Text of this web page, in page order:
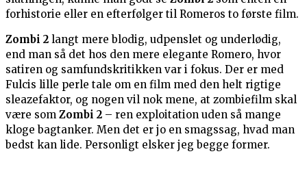
forhistorie eller en efterfølger til Romeros to første film.
Zombi 2 langt mere blodig, udpenslet og underlødig,
end man så det hos den mere elegante Romero, hvor
satiren og samfundskritikken var i fokus. Der er med
Fulcis lille perle tale om en film med den helt rigtige
sleazefaktor, og nogen vil nok mene, at zombiefilm skal
være som Zombi 2 – ren exploitation uden så mange
kloge bagtanker. Men det er jo en smagssag, hvad man
bedst kan lide. Personligt elsker jeg begge former.